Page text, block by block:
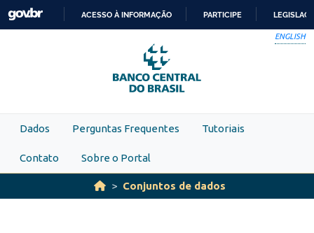
Skip to main content
PARA
O
CONTEÚDO
ACESSO À INFORMAÇÃO PARTICIPE
ENGLISH
Dados Perguntas Frequentes Tutoriais
Contato Sobre o Portal
Conjuntos de dados